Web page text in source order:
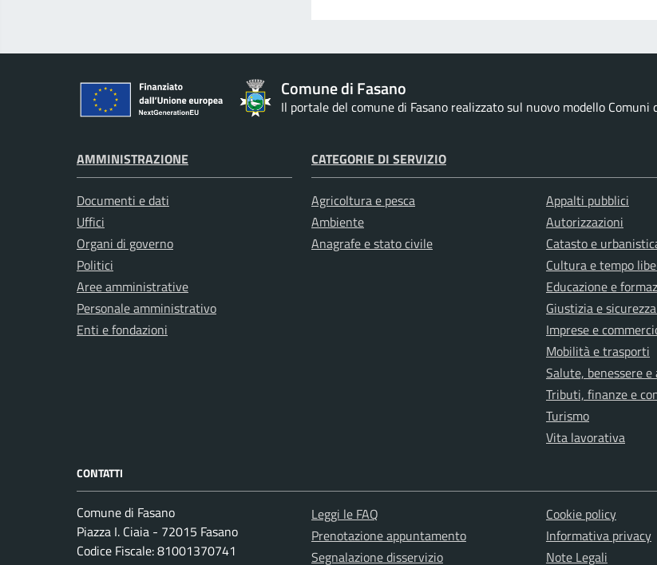
Comune di Fasano
Il portale del comune di Fasano realizzato sul nuovo modello
AMMINISTRAZIONE
Documenti e dati
Uffici
Organi di governo
Politici
Aree amministrative
Personale amministrativo
Enti e fondazioni
CATEGORIE DI SERVIZIO
Agricoltura e pesca
Ambiente
Anagrafe e stato civile
Appalti pubblici
Autorizzazioni
Catasto e
Cultura e tempo
Educazione e
Giustizia e
Imprese e
Mobilità e trasporti
Salute, benessere e
Tributi, finanze e
Turismo
Vita lavorativa
CONTATTI
Comune di Fasano
Piazza I. Ciaia - 72015 Fasano
Codice Fiscale: 81001370741
Leggi le FAQ
Prenotazione appuntamento
Segnalazione disservizio
Cookie policy
Informativa privacy
Note Legali